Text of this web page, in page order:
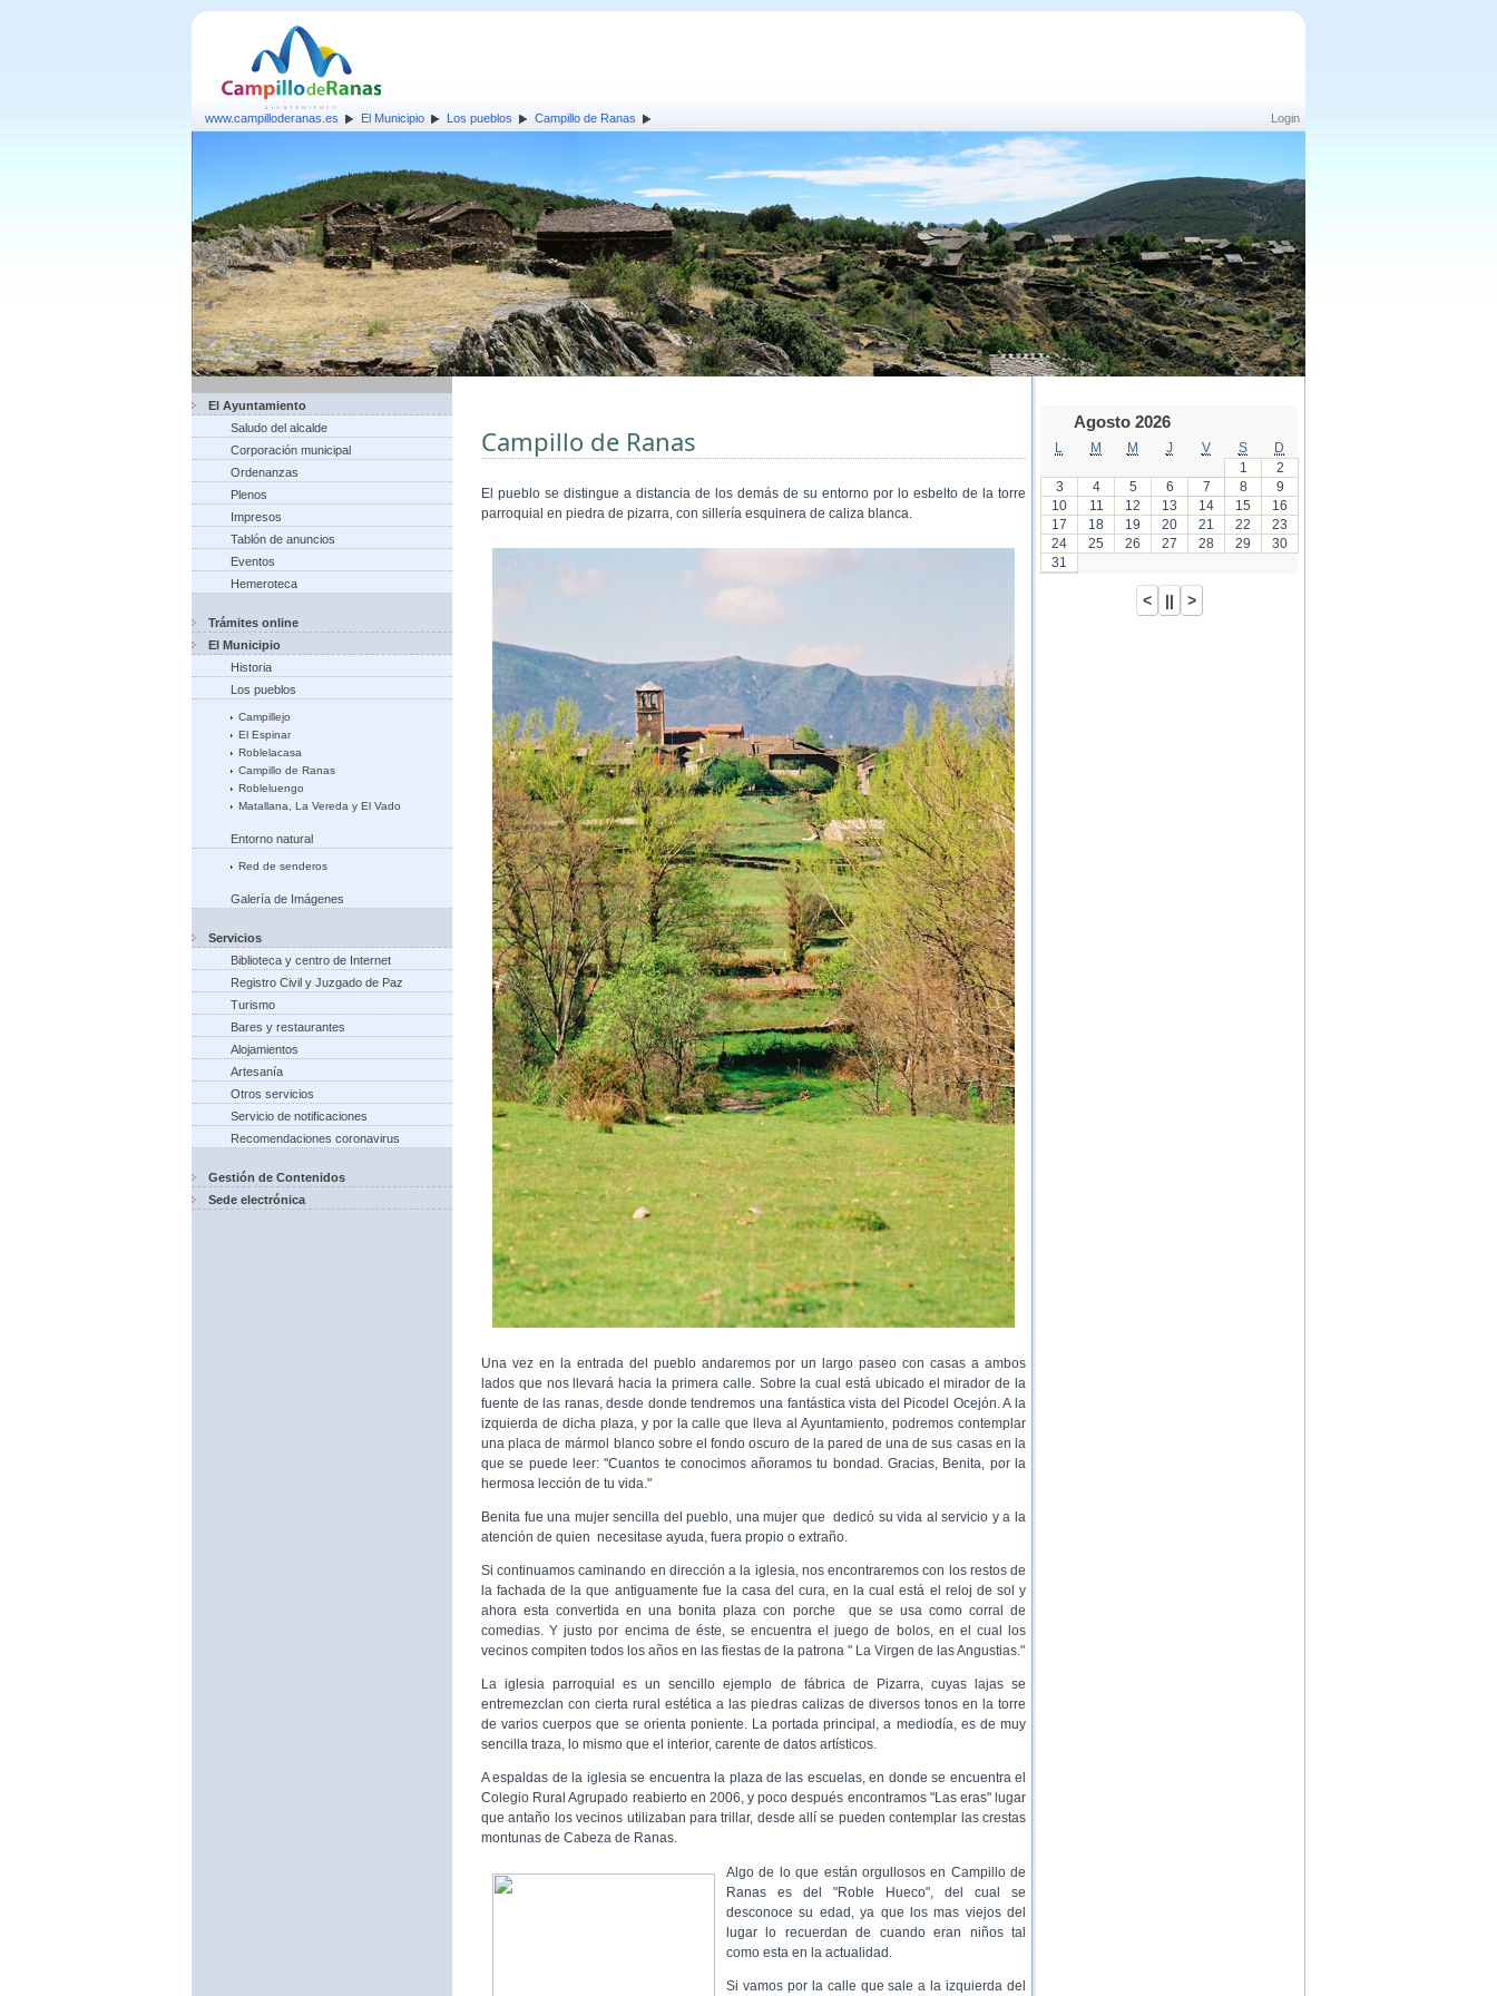
Login
www.campilloderanas.es El Municipio Los pueblos Campillo de Ranas
El Ayuntamiento
Saludo del alcalde
Corporación municipal
Ordenanzas
Plenos
Impresos
Tablón de anuncios
Eventos
Hemeroteca
Trámites online
El Municipio
Historia
Los pueblos
Campillejo
El Espinar
Roblelacasa
Campillo de Ranas
Robleluengo
Matallana, La Vereda y El Vado
Entorno natural
Red de senderos
Galería de Imágenes
Servicios
Biblioteca y centro de Internet
Registro Civil y Juzgado de Paz
Turismo
Bares y restaurantes
Alojamientos
Artesanía
Otros servicios
Servicio de notificaciones
Recomendaciones coronavirus
Gestión de Contenidos
Sede electrónica
Campillo de Ranas
El pueblo se distingue a distancia de los demás de su entorno por lo esbelto de la torre
parroquial en piedra de pizarra, con sillería esquinera de caliza blanca.
Una vez en la entrada del pueblo andaremos por un largo paseo con casas a ambos
lados que nos llevará hacia la primera calle. Sobre la cual está ubicado el mirador de la
fuente de las ranas, desde donde tendremos una fantástica vista del Picodel Ocejón. A la
izquierda de dicha plaza, y por la calle que lleva al Ayuntamiento, podremos contemplar
una placa de mármol blanco sobre el fondo oscuro de la pared de una de sus casas en la
que se puede leer: "Cuantos te conocimos añoramos tu bondad. Gracias, Benita, por la
hermosa lección de tu vida."
Benita fue una mujer sencilla del pueblo, una mujer que dedicó su vida al servicio y a la
atención de quien necesitase ayuda, fuera propio o extraño.
Si continuamos caminando en dirección a la iglesia, nos encontraremos con los restos de
la fachada de la que antiguamente fue la casa del cura, en la cual está el reloj de sol y
ahora esta convertida en una bonita plaza con porche que se usa como corral de
comedias. Y justo por encima de éste, se encuentra el juego de bolos, en el cual los
vecinos compiten todos los años en las fiestas de la patrona " La Virgen de las Angustias."
La iglesia parroquial es un sencillo ejemplo de fábrica de Pizarra, cuyas lajas se
entremezclan con cierta rural estética a las piedras calizas de diversos tonos en la torre
de varios cuerpos que se orienta poniente. La portada principal, a mediodía, es de muy
sencilla traza, lo mismo que el interior, carente de datos artísticos.
A espaldas de la iglesia se encuentra la plaza de las escuelas, en donde se encuentra el
Colegio Rural Agrupado reabierto en 2006, y poco después encontramos "Las eras" lugar
que antaño los vecinos utilizaban para trillar, desde allí se pueden contemplar las crestas
montunas de Cabeza de Ranas.
Algo de lo que están orgullosos en Campillo de
Ranas es del "Roble Hueco", del cual se
desconoce su edad, ya que los mas viejos del
lugar lo recuerdan de cuando eran niños tal
como esta en la actualidad.
Si vamos por la calle que sale a la izquierda del
Agosto 2026
M M J V S
D
1
2
3
4 5 6 7 8
9
10
11 12 13 14 15
16
17
18 19 20 21 22
23
24
25 26 27 28 29
30
31